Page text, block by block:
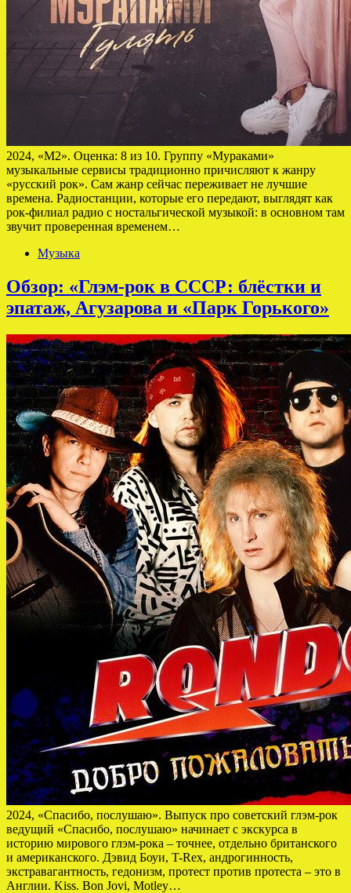
2024, «М2». Оценка: 8 из 10. Группу «Мураками»
музыкальные сервисы традиционно причисляют к жанру
«русский рок». Сам жанр сейчас переживает не лучшие
времена. Радиостанции, которые его передают, выглядят как
рок-филиал радио с ностальгической музыкой: в основном там
звучит проверенная временем…
Музыка
Обзор: «Глэм-рок в СССР: блёстки и
эпатаж, Агузарова и «Парк Горького»
2024, «Спасибо, послушаю». Выпуск про советский глэм-рок
ведущий «Спасибо, послушаю» начинает с экскурса в
историю мирового глэм-рока – точнее, отдельно британского
и американского. Дэвид Боуи, T-Rex, андрогинность,
экстравагантность, гедонизм, протест против протеста – это в
Англии. Kiss. Bon Jovi, Motley…